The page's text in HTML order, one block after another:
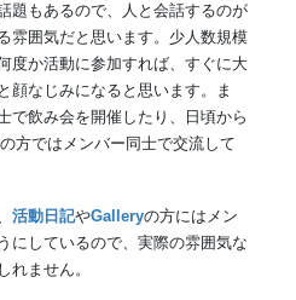
題もあるので、人と会話するのが
雰囲気だと思います。少人数規模
度か活動に参加すれば、すぐに大
顔なじみになると思います。ま
で飲み会を開催したり、日頃から
方ではメンバー同士で交流して
活動日記やGalleryの方にはメン
にしているので、実際の雰囲気な
れません。